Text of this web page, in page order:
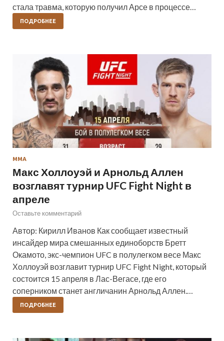
стала травма, которую получил Арсе в процессе…
ПОДРОБНЕЕ
ММА
Макс Холлоуэй и Арнольд Аллен
возглавят турнир UFC Fight Night в
апреле
Оставьте комментарий
Автор: Кирилл Иванов Как сообщает известный
инсайдер мира смешанных единоборств Бретт
Окамото, экс-чемпион UFC в полулегком весе Макс
Холлоуэй возглавит турнир UFC Fight Night, который
состоится 15 апреля в Лас-Вегасе, где его
соперником станет англичанин Арнольд Аллен.…
ПОДРОБНЕЕ